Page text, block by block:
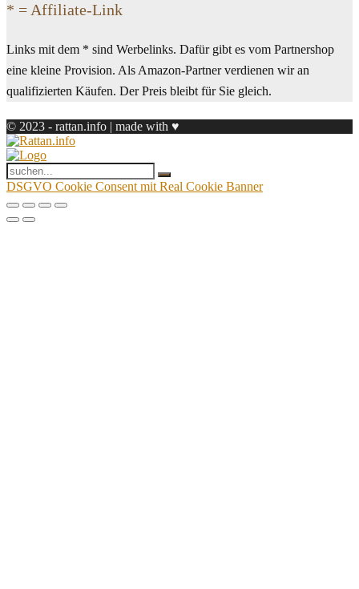
* = Affiliate-Link
Links mit dem * sind Werbelinks. Dafür gibt es vom Partnershop
eine kleine Provision. Als Amazon-Partner verdienen wir an
qualifizierten Käufen. Der Preis bleibt für Sie gleich.
© 2023 - rattan.info | made with ♥
DSGVO Cookie Consent mit Real Cookie Banner